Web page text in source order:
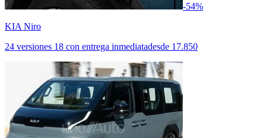
-54%
KIA Niro
24 versiones 18 con entrega inmediatadesde 17.850